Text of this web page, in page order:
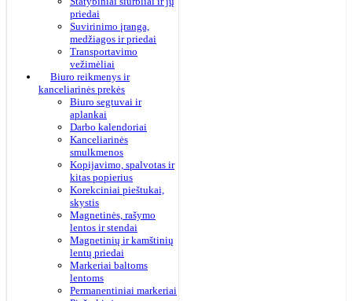
priedai
Suvirinimo įranga,
medžiagos ir priedai
Transportavimo
vežimėliai
Biuro reikmenys ir
kanceliarinės prekės
Biuro segtuvai ir
aplankai
Darbo kalendoriai
Kanceliarinės
smulkmenos
Kopijavimo, spalvotas ir
kitas popierius
Korekciniai pieštukai,
skystis
Magnetinės, rašymo
lentos ir stendai
Magnetinių ir kamštinių
lentų priedai
Markeriai baltoms
lentoms
Permanentiniai markeriai